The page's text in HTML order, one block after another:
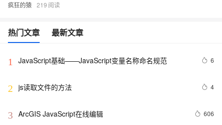
疯狂的猿 219
热门文章 最新文章
1 JavaScript基础——JavaScript变量名称命名规范 6
2 js读取文件的方法 4
3 ArcGIS JavaScript在线编辑 606